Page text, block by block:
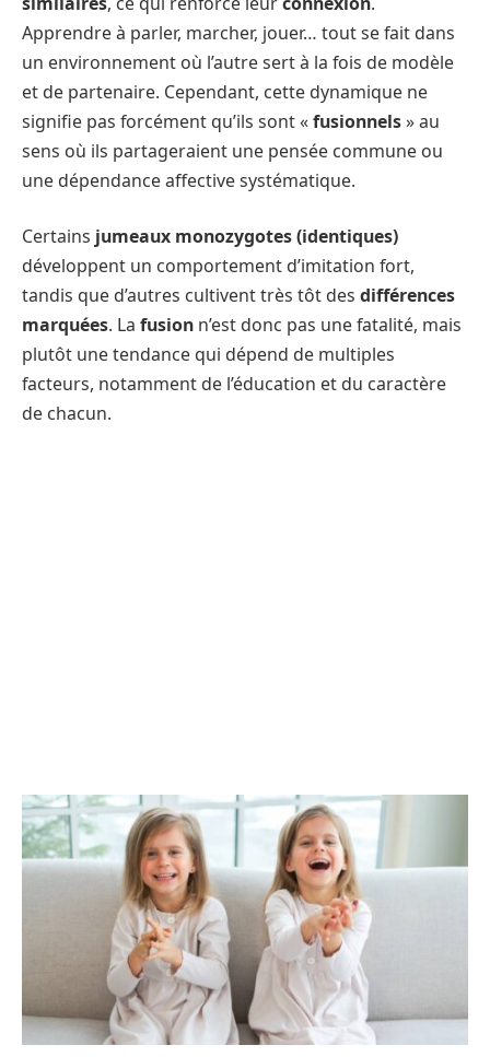
Apprendre à parler, marcher, jouer… tout se fait dans
un environnement où l’autre sert à la fois de modèle
et de partenaire. Cependant, cette dynamique ne
signifie pas forcément qu’ils sont «fusionnels» au
sens où ils partageraient une pensée commune ou
une dépendance affective systématique.
Certains jumeaux monozygotes (identiques)
développent un comportement d’imitation fort,
tandis que d’autres cultivent très tôt des différences
marquées. La fusion n’est donc pas une fatalité, mais
plutôt une tendance qui dépend de multiples
facteurs, notamment de l’éducation et du caractère
de chacun.